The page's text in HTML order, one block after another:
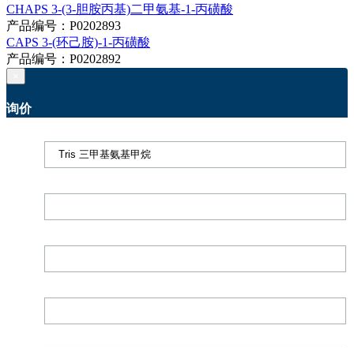
CHAPS 3-(3-胆胺丙基)二甲氨基-1-丙磺酸
产品编号：P0202893
CAPS 3-(环己胺)-1-丙磺酸
产品编号：P0202892
询价